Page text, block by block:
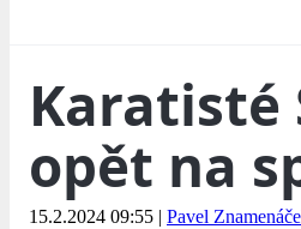
Karatisté
opět na
15.2.2024 09:55 | Pavel